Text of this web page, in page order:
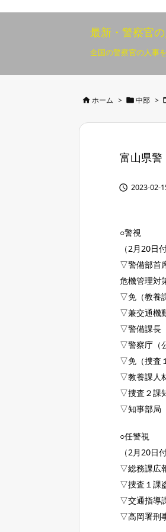
最新・警察官
全国の警察官の人事
 ホーム >  中部 >
富山県
 2023-02-
○警視
（2月20日付
▽警備部首
危機管理対
▽免（教養
▽兼交通機
▽警備課長
▽警察庁（
▽免（捜査
▽教養課人
▽捜査２課
▽知事部局
○任警視
（2月20日付
▽総務課広
▽捜査１課
▽交通指導
▽高岡署刑